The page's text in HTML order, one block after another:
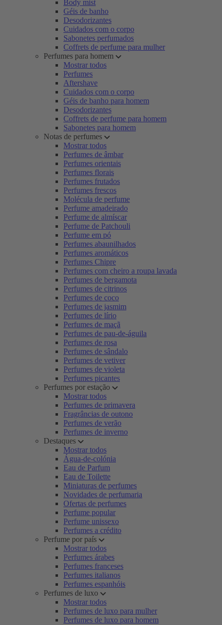
Body mist
Géis de banho
Desodorizantes
Cuidados com o corpo
Sabonetes perfumados
Coffrets de perfume para mulher
Perfumes para homem
Mostrar todos
Perfumes
Aftershave
Cuidados com o corpo
Géis de banho para homem
Desodorizantes
Coffrets de perfume para homem
Sabonetes para homem
Notas de perfumes
Mostrar todos
Perfumes de âmbar
Perfumes orientais
Perfumes florais
Perfumes frutados
Perfumes frescos
Molécula de perfume
Perfume amadeirado
Perfume de almíscar
Perfume de Patchouli
Perfume em pó
Perfumes abaunilhados
Perfumes aromáticos
Perfumes Chipre
Perfumes com cheiro a roupa lavada
Perfumes de bergamota
Perfumes de citrinos
Perfumes de coco
Perfumes de jasmim
Perfumes de lírio
Perfumes de maçã
Perfumes de pau-de-águila
Perfumes de rosa
Perfumes de sândalo
Perfumes de vetiver
Perfumes de violeta
Perfumes picantes
Perfumes por estação
Mostrar todos
Perfumes de primavera
Fragrâncias de outono
Perfumes de verão
Perfumes de inverno
Destaques
Mostrar todos
Água-de-colónia
Eau de Parfum
Eau de Toilette
Miniaturas de perfumes
Novidades de perfumaria
Ofertas de perfumes
Perfume popular
Perfume unissexo
Perfumes a crédito
Perfume por país
Mostrar todos
Perfumes árabes
Perfumes franceses
Perfumes italianos
Perfumes espanhóis
Perfumes de luxo
Mostrar todos
Perfumes de luxo para mulher
Perfumes de luxo para homem